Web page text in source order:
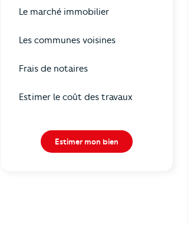
Le marché immobilier
Les communes voisines
Frais de notaires
Estimer le coût des travaux
Estimer mon bien